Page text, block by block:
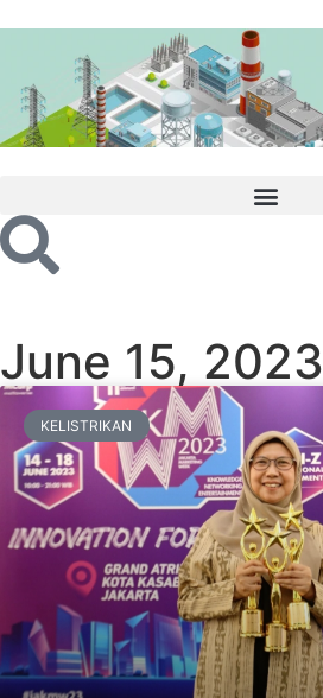
June 15, 2023
KELISTRIKAN